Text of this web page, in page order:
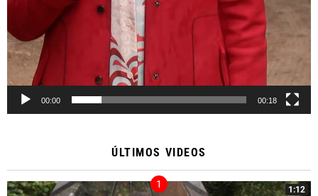
00:00 00:18
ÚLTIMOS VIDEOS
1:12